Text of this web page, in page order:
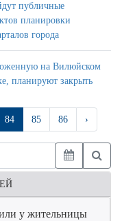
публичные
планировки
города
на Вилюйском
планируют закрыть
84 85 86 ›
у жительницы